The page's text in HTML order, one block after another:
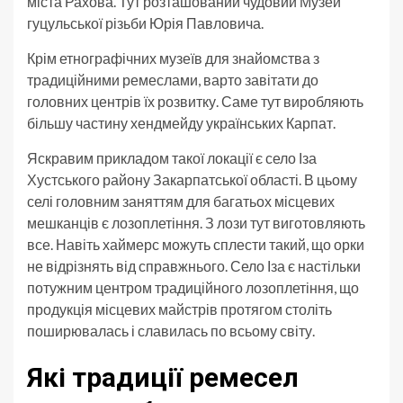
гуцульської різьби Юрія Павловича.
Крім етнографічних музеїв для знайомства з
традиційними ремеслами, варто завітати до
головних центрів їх розвитку. Саме тут виробляють
більшу частину хендмейду українських Карпат.
Яскравим прикладом такої локації є село Іза
Хустського району Закарпатської області. В цьому
селі головним заняттям для багатьох місцевих
мешканців є лозоплетіння. З лози тут виготовляють
все. Навіть хаймерс можуть сплести такий, що орки
не відрізнять від справжнього. Село Іза є настільки
потужним центром традиційного лозоплетіння, що
продукція місцевих майстрів протягом століть
поширювалась і славилась по всьому світу.
Які традиції ремесел